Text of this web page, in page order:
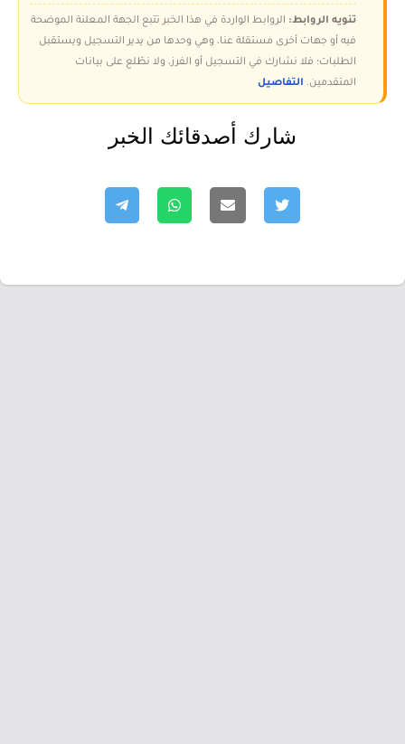
تنويه الروابط: الروابط الواردة في هذا الخبر تتبع الجهة المعلنة الموضحة
فيه أو جهات أخرى مستقلة عنا، وهي وحدها من يدير التسجيل ويستقبل
الطلبات؛ فلا نشارك في التسجيل أو الفرز، ولا نطّلع على بيانات
المتقدمين. التفاصيل
شارك أصدقائك الخبر